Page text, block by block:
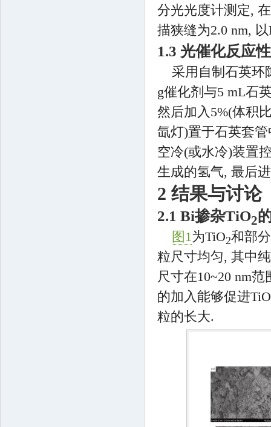
分光光度计测定,
描狭缝为2.0 nm, 以
1.3 光催化反应
采用自制石英环
g催化剂与5 mL石
然后加入5%(体积
氙灯)置于石英套
空冷(或水冷)装置
生成的氢气, 最后
2 结果与讨论
2.1 Bi掺杂TiO2
图1为TiO2和部
粒尺寸均匀, 其中
尺寸在10~20 nm
的加入能够促进TiO
粒的长大.